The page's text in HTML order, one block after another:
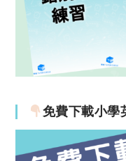
免費下載小學